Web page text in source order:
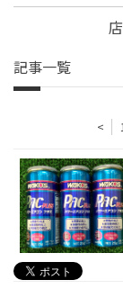
記事一覧
<